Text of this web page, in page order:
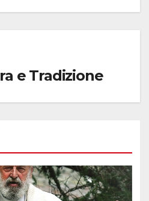
e Tradizione